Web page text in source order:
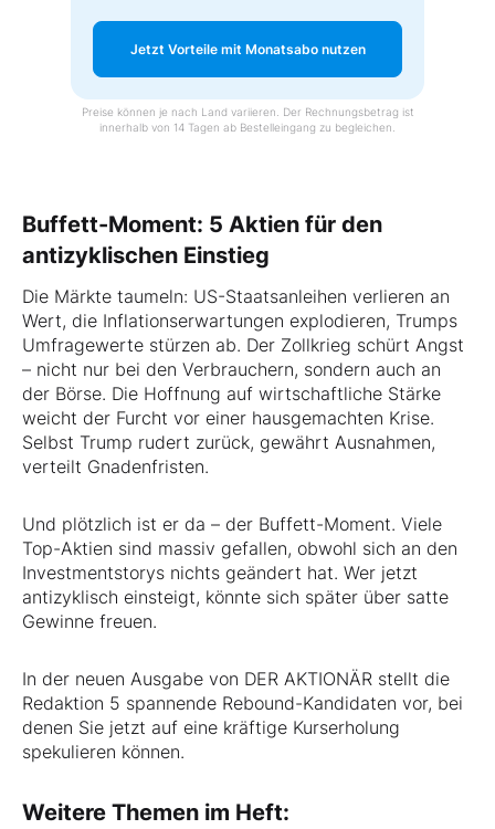
Jetzt Vorteile mit Monatsabo nutzen
Preise können je nach Land variieren. Der Rechnungsbetrag ist
innerhalb von 14 Tagen ab Bestelleingang zu begleichen.
Buffett-Moment: 5 Aktien für den
antizyklischen Einstieg
Die Märkte taumeln: US-Staatsanleihen verlieren an
Wert, die Inflationserwartungen explodieren, Trumps
Umfragewerte stürzen ab. Der Zollkrieg schürt Angst
– nicht nur bei den Verbrauchern, sondern auch an
der Börse. Die Hoffnung auf wirtschaftliche Stärke
weicht der Furcht vor einer hausgemachten Krise.
Selbst Trump rudert zurück, gewährt Ausnahmen,
verteilt Gnadenfristen.
Und plötzlich ist er da – der Buffett-Moment. Viele
Top-Aktien sind massiv gefallen, obwohl sich an den
Investmentstorys nichts geändert hat. Wer jetzt
antizyklisch einsteigt, könnte sich später über satte
Gewinne freuen.
In der neuen Ausgabe von DER AKTIONÄR stellt die
Redaktion 5 spannende Rebound-Kandidaten vor, bei
denen Sie jetzt auf eine kräftige Kurserholung
spekulieren können.
Weitere Themen im Heft: